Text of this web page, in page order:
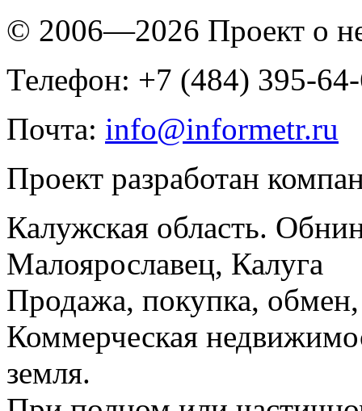
© 2006—2026 Проект о
Телефон: +7 (484) 395-
Почта: info@informetr.ru
Проект разработан
Калужская область.
Малоярославец, Калуга
Продажа, покупка, обмен,
Коммерческая
земля.